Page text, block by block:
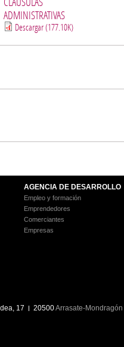
ADMINISTRATIVAS
Descargar (177.10K)
AGENCIA DE DESARROLLO
Empleo y formación
Emprendedores
Comerciantes
Empresas
17 20500Arrasate-Mondragón